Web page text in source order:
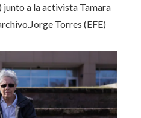
a la activista Tamara
Jorge Torres (EFE)